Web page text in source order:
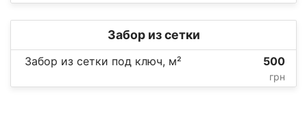
Забор из сетки
Забор из сетки под ключ, м² 500
грн